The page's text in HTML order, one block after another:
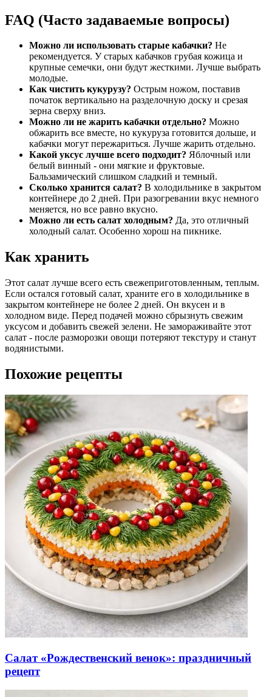
FAQ (Часто задаваемые вопросы)
Можно ли использовать старые кабачки? Не
рекомендуется. У старых кабачков грубая кожица и
крупные семечки, они будут жесткими. Лучше выбрать
молодые.
Как чистить кукурузу? Острым ножом, поставив
початок вертикально на разделочную доску и срезая
зерна сверху вниз.
Можно ли не жарить кабачки отдельно? Можно
обжарить все вместе, но кукуруза готовится дольше, и
кабачки могут пережариться. Лучше жарить отдельно.
Какой уксус лучше всего подходит? Яблочный или
белый винный - они мягкие и фруктовые.
Бальзамический слишком сладкий и темный.
Сколько хранится салат? В холодильнике в закрытом
контейнере до 2 дней. При разогревании вкус немного
меняется, но все равно вкусно.
Можно ли есть салат холодным? Да, это отличный
холодный салат. Особенно хорош на пикнике.
Как хранить
Этот салат лучше всего есть свежеприготовленным, теплым.
Если остался готовый салат, храните его в холодильнике в
закрытом контейнере не более 2 дней. Он вкусен и в
холодном виде. Перед подачей можно сбрызнуть свежим
уксусом и добавить свежей зелени. Не замораживайте этот
салат - после разморозки овощи потеряют текстуру и станут
водянистыми.
Похожие рецепты
Салат «Рождественский венок»: праздничный
рецепт